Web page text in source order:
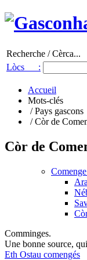
Recherche / Cèrca...
Lòcs :
Accueil
Mots-clés
/ Pays gascons
/ Còr de
Còr de
Comminges.
Une bonne source,
Eth Ostau comengés